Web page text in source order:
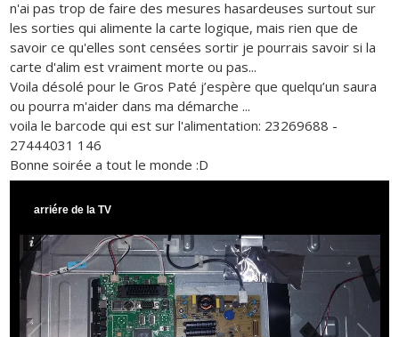
n'ai pas trop de faire des mesures hasardeuses surtout sur
les sorties qui alimente la carte logique, mais rien que de
savoir ce qu'elles sont censées sortir je pourrais savoir si la
carte d'alim est vraiment morte ou pas...
Voila désolé pour le Gros Paté j’espère que quelqu’un saura
ou pourra m'aider dans ma démarche ...
voila le barcode qui est sur l'alimentation: 23269688 -
27444031 146
Bonne soirée a tout le monde :D
arriére de la TV